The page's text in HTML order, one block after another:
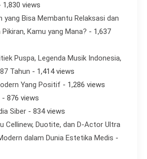
1,830 views
yang Bisa Membantu Relaksasi dan
Pikiran, Kamu yang Mana? - 1,637
Puspa, Legenda Musik Indonesia,
Tahun - 1,414 views
Yang Positif - 1,286 views
- 876 views
Siber - 834 views
Cellinew, Duotite, dan D-Actor Ultra
dalam Dunia Estetika Medis -